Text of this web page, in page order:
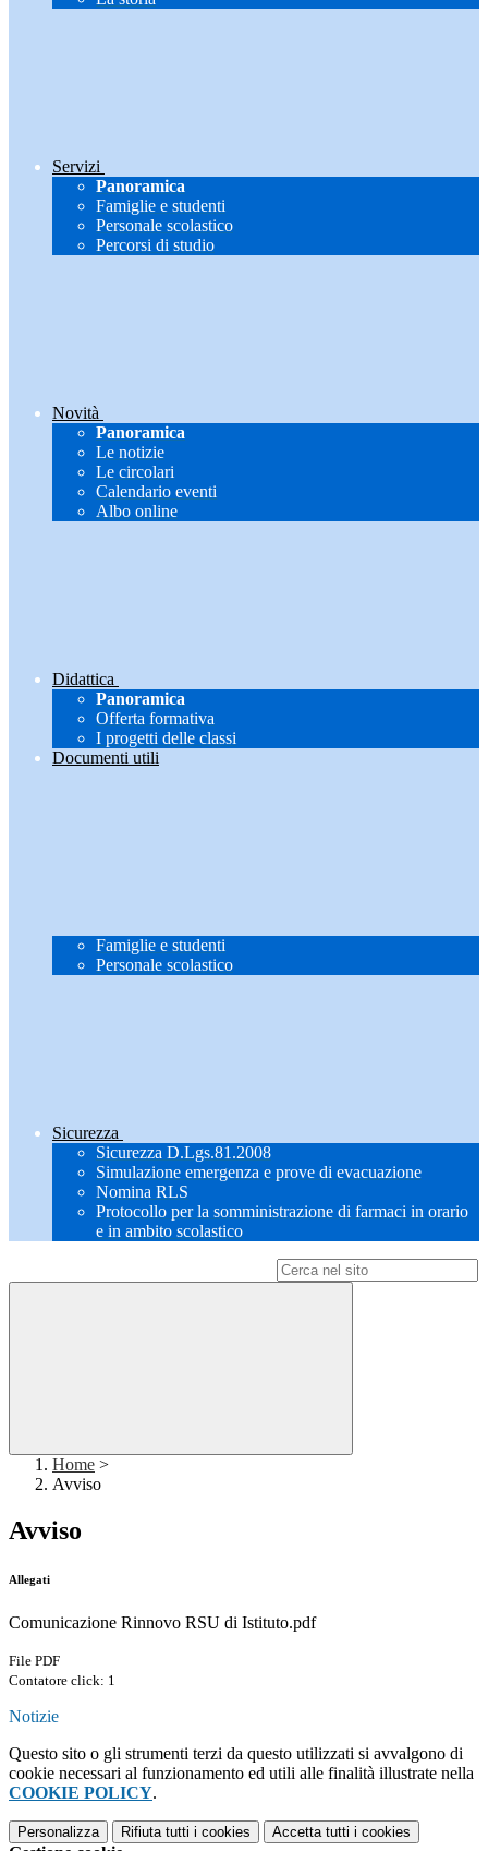
Servizi
Panoramica
Famiglie e studenti
Personale scolastico
Percorsi di studio
Novità
Panoramica
Le notizie
Le circolari
Calendario eventi
Albo online
Didattica
Panoramica
Offerta formativa
I progetti delle classi
Documenti utili
Famiglie e studenti
Personale scolastico
Sicurezza
Sicurezza D.Lgs.81.2008
Simulazione emergenza e prove di evacuazione
Nomina RLS
Protocollo per la somministrazione di farmaci in orario
e in ambito scolastico
Home >
Avviso
Avviso
Allegati
Comunicazione Rinnovo RSU di Istituto.pdf
File PDF
Contatore click: 1
Notizie
Questo sito o gli strumenti terzi da questo utilizzati si avvalgono di
cookie necessari al funzionamento ed utili alle finalità illustrate nella
COOKIE POLICY.
Personalizza Rifiuta tutti i cookies Accetta tutti i cookies